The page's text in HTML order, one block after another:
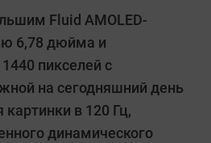
Fluid AMOLED-
6,78 дюйма и
пикселей с
на сегодняшний день
картинки в 120 Гц,
динамического